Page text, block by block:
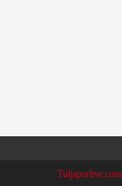
Tuljapurlive.com